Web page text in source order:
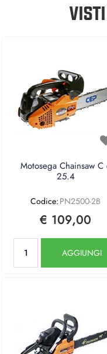
Motosega Chainsaw C
25.4
Codice: PN2500-2B
€ 109,00
AGGIUNGI